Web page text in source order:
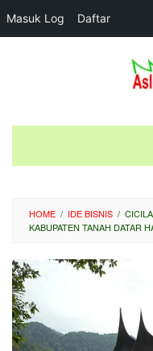
Masuk Log Daftar
HOME / IDE BISNIS /
KABUPATEN TANAH DATAR